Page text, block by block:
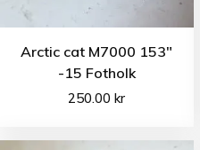
Arctic cat M7000 153″
-15 Fotholk
250.00kr